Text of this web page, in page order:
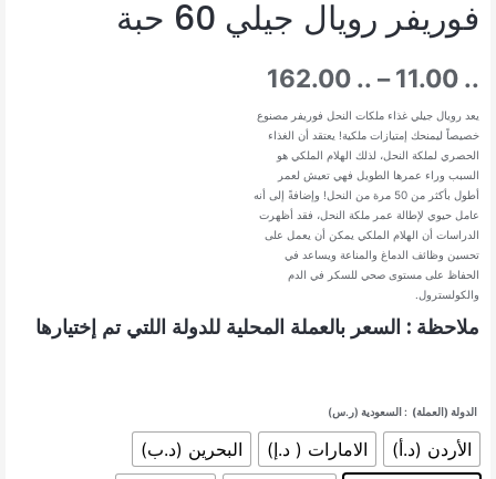
فوريفر رويال جيلي 60 حبة
11.00 ..
–
162.00 ..
السعر:يعد رويال جيلي غذاء ملكات النحل فوريفر مصنوع
خصيصاً ليمنحك إمتيازات ملكية! يعتقد أن الغذاء
الحصري لملكة النحل، لذلك الهلام الملكي هو
السبب وراء عمرها الطويل فهي تعيش لعمر
أطول بأكثر من 50 مرة من النحل! وإضافةً إلى أنه
عامل حيوي لإطالة عمر ملكة النحل، فقد أظهرت
الدراسات أن الهلام الملكي يمكن أن يعمل على
تحسين وظائف الدماغ والمناعة ويساعد في
الحفاظ على مستوى صحي للسكر في الدم
والكولسترول.
ملاحظة : السعر بالعملة المحلية للدولة اللتي تم إختيارها
الدولة (العملة) : السعودية (ر.س)
الأردن (د.أ) الامارات ( د.إ)
البحرين (د.ب)